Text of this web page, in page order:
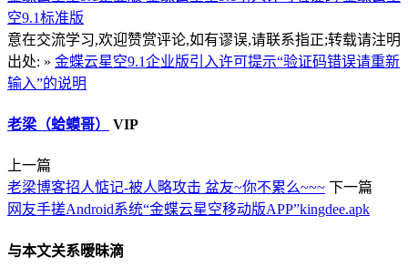
空9.1标准版
意在交流学习,欢迎赞赏评论,如有谬误,请联系指正;转载请注明
出处: » 金蝶云星空9.1企业版引入许可提示“验证码错误请重新
输入”的说明
老梁（蛤蟆哥） VIP
上一篇
老梁博客招人惦记-被人略攻击 盆友~你不累么~~~ 下一篇
网友手搓Android系统“金蝶云星空移动版APP”kingdee.apk
与本文关系暧昧滴